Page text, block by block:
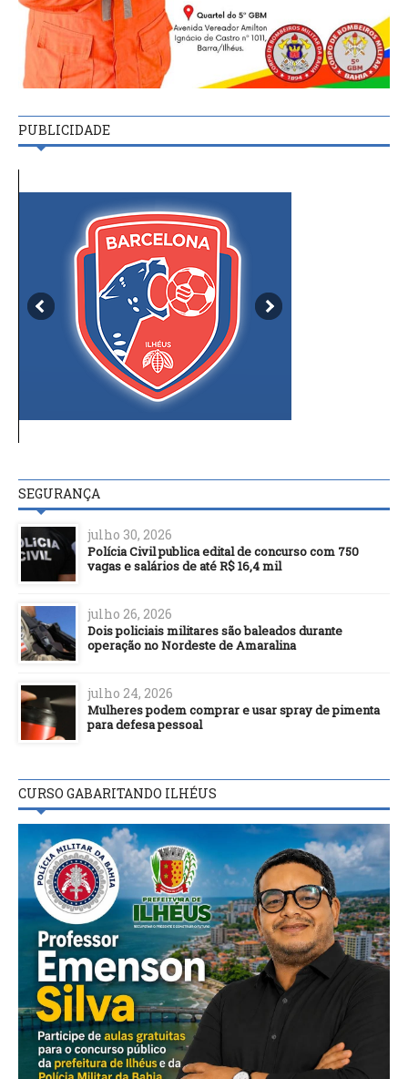
PUBLICIDADE
SEGURANÇA
julho 30, 2026
Polícia Civil publica edital de concurso com 750
vagas e salários de até R$ 16,4 mil
julho 26, 2026
Dois policiais militares são baleados durante
operação no Nordeste de Amaralina
julho 24, 2026
Mulheres podem comprar e usar spray de pimenta
para defesa pessoal
CURSO GABARITANDO ILHÉUS